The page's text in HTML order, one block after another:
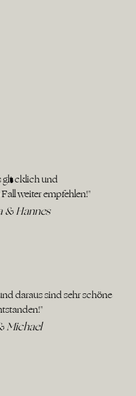
glücklich und
weiter empfehlen!"
& Hannes
daraus sind sehr schöne
Michael